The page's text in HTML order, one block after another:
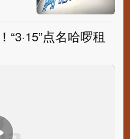
“3·15”点名哈啰租